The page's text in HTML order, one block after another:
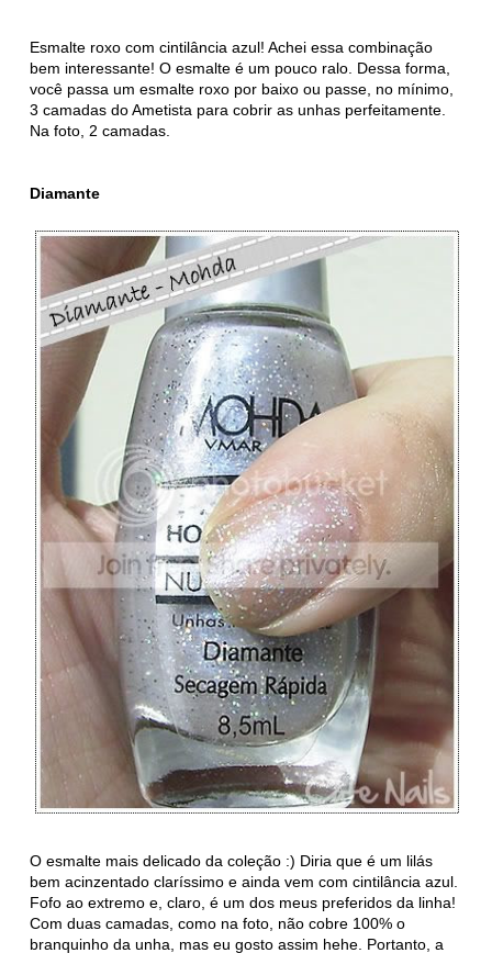
Esmalte roxo com cintilância azul! Achei essa combinação
bem interessante! O esmalte é um pouco ralo. Dessa forma,
você passa um esmalte roxo por baixo ou passe, no mínimo,
3 camadas do Ametista para cobrir as unhas perfeitamente.
Na foto, 2 camadas.
Diamante
O esmalte mais delicado da coleção :) Diria que é um lilás
bem acinzentado claríssimo e ainda vem com cintilância azul.
Fofo ao extremo e, claro, é um dos meus preferidos da linha!
Com duas camadas, como na foto, não cobre 100% o
branquinho da unha, mas eu gosto assim hehe. Portanto, a